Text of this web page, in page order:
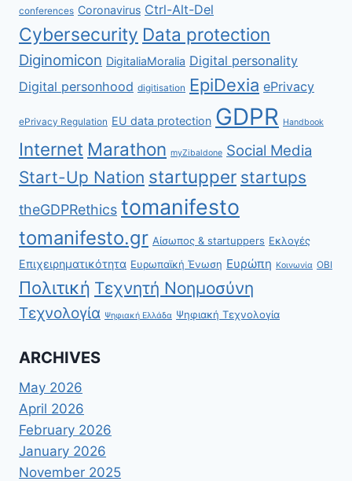
conferences Coronavirus Ctrl-Alt-Del
Cybersecurity Data protection
Diginomicon DigitaliaMoralia Digital personality
Digital personhood digitisation EpiDexia ePrivacy
ePrivacy Regulation EU data protection GDPR Handbook
Internet Marathon myZibaldone Social Media
Start-Up Nation startupper startups
theGDPRethics tomanifesto
tomanifesto.gr Αίσωπος & startuppers Εκλογές
Επιχειρηματικότητα Ευρωπαϊκή Ένωση Ευρώπη Κοινωνία ΟΒΙ
Πολιτική Τεχνητή Νοημοσύνη
Τεχνολογία Ψηφιακή Ελλάδα Ψηφιακή Τεχνολογία
ARCHIVES
May 2026
April 2026
February 2026
January 2026
November 2025